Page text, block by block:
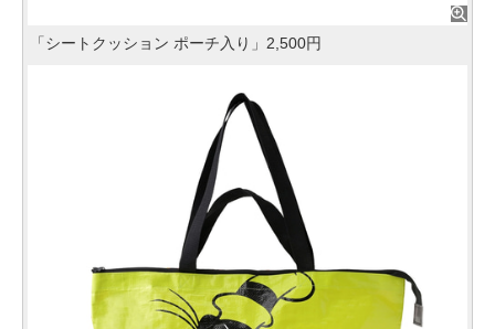
「シートクッション ポーチ入り」2,500円